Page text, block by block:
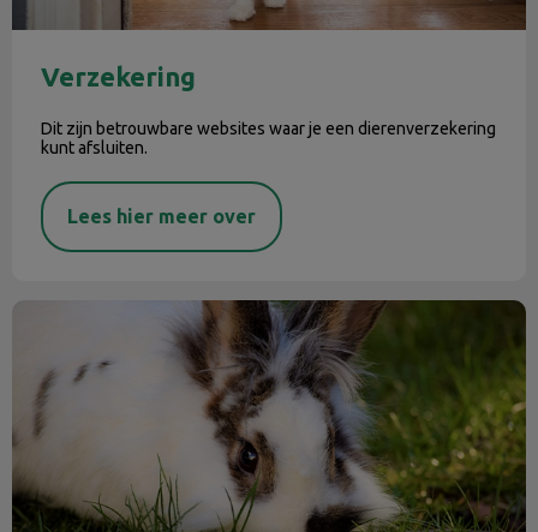
Verzekering
Dit zijn betrouwbare websites waar je een dierenverzekering
kunt afsluiten.
Lees hier meer over
Bescherm je konijn voor warmere dagen